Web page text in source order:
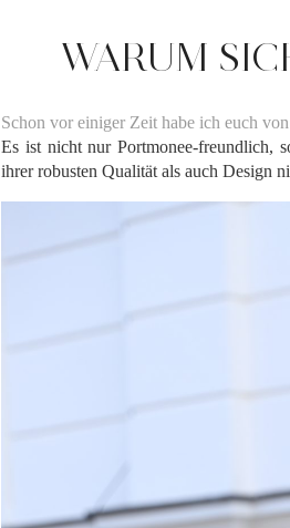
WARUM
Schon vor einiger Zeit habe ich euch
Es ist nicht nur Portmonee-freundlich,
ihrer robusten Qualität als auch Design